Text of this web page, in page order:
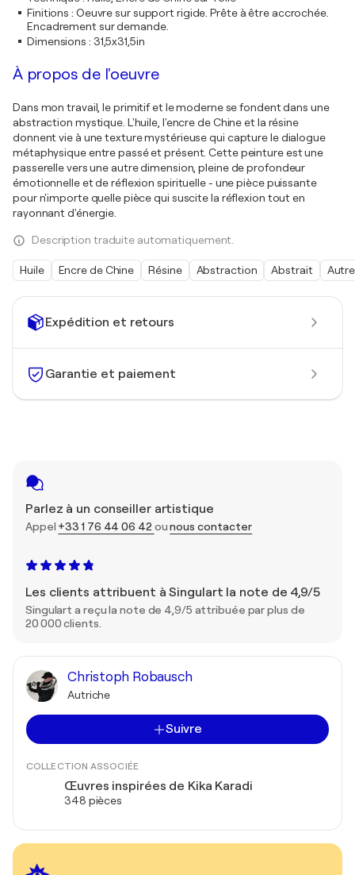
Expédition et retours
Garantie et paiement
Parlez à un conseiller artistique
Appel +33 1 76 44 06 42 ounous contacter
Les clients attribuent à Singulart la note de 4,9/5
Singulart a reçu la note de 4,9/5 attribuée par plus de
20 000 clients.
Christoph Robausch
Autriche
Suivre
COLLECTION ASSOCIÉE
Œuvres inspirées de Kika Karadi
348 pièces
Finitions : Oeuvre sur support rigide. Prête à être accrochée.
Encadrement sur demande.
Dimensions : 31,5x31,5in
À propos de l'oeuvre
Dans mon travail, le primitif et le moderne se fondent dans une
abstraction mystique. L'huile, l'encre de Chine et la résine
donnent vie à une texture mystérieuse qui capture le dialogue
métaphysique entre passé et présent. Cette peinture est une
passerelle vers une autre dimension, pleine de profondeur
émotionnelle et de réflexion spirituelle - une pièce puissante
pour n'importe quelle pièce qui suscite la réflexion tout en
rayonnant d'énergie.
Description traduite automatiquement.
Huile Encre de Chine Résine Abstraction Abstrait Autre